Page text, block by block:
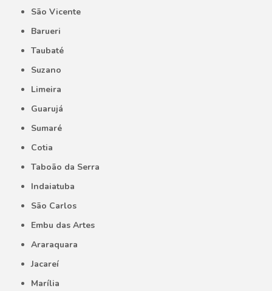
São Vicente
Barueri
Taubaté
Suzano
Limeira
Guarujá
Sumaré
Cotia
Taboão da Serra
Indaiatuba
São Carlos
Embu das Artes
Araraquara
Jacareí
Marília